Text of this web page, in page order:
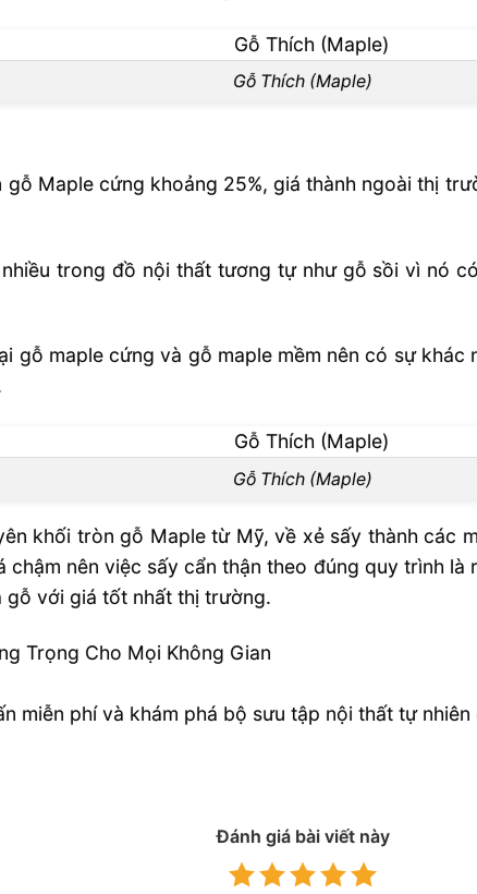
Gỗ Thích (Maple)
Maple cứng khoảng 25%, giá thành ngoài thị
trong đồ nội thất tương tự như gỗ sồi vì nó
gỗ maple cứng và gỗ maple mềm nên có sự
Gỗ Thích (Maple)
khối tròn gỗ Maple từ Mỹ, về xẻ sấy thành các
nên việc sấy cẩn thận theo đúng quy trình
gỗ với giá tốt nhất thị trường.
Trọng Cho Mọi Không Gian
miễn phí và khám phá bộ sưu tập nội thất tự nhiên
Đánh giá bài viết này